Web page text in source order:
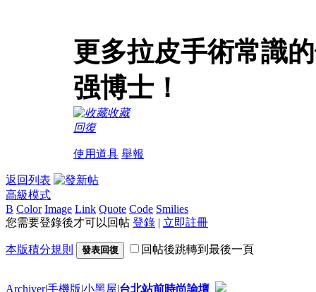
更多拉皮手術常識
强博士！
收藏
回復
使用道具 舉報
返回列表
高級模式
B Color Image Link Quote Code Smilies
您需要登錄後才可以回帖 登錄 | 立即註冊
本版積分規則 發表回復 回帖後跳轉到最後一頁
Archiver|手機版|小黑屋|台北站前時尚論壇